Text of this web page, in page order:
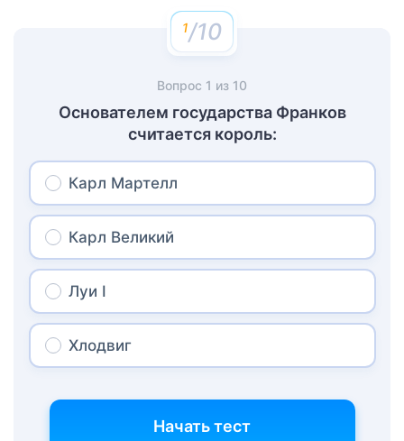
/10
Вопрос 1 из 10
Основателем государства Франков
считается король:
Карл Мартелл
Карл Великий
Луи I
Хлодвиг
Начать тест